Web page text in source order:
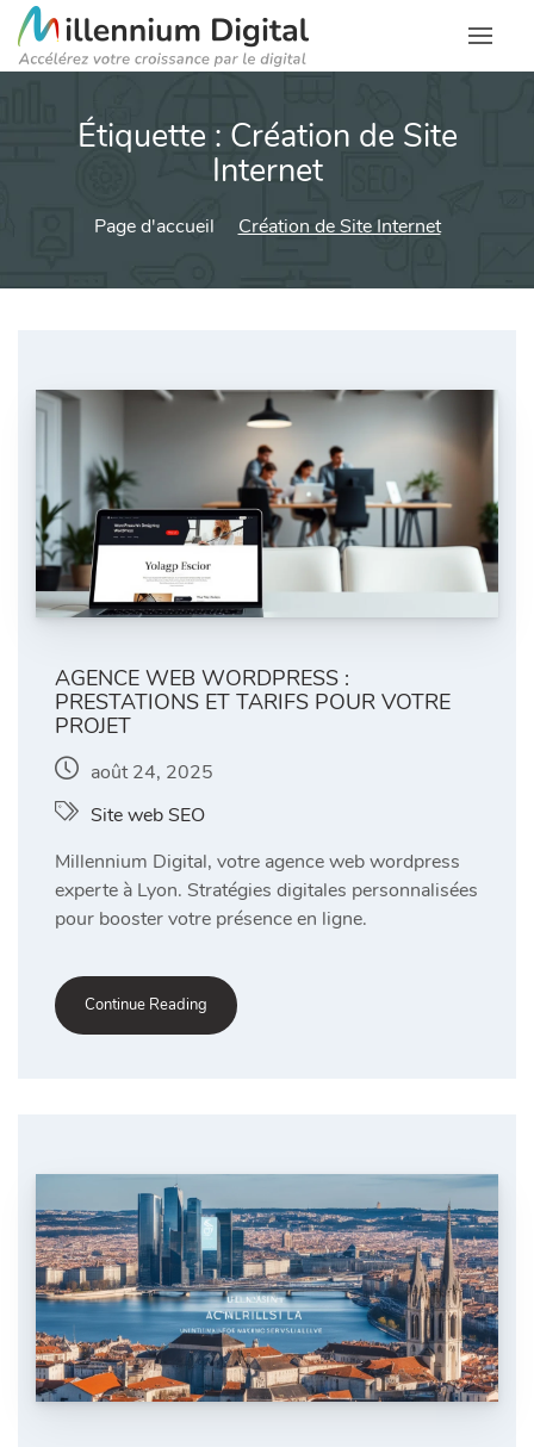
Étiquette : Création de Site
Internet
Page d'accueil Création de Site Internet
AGENCE WEB WORDPRESS :
PRESTATIONS ET TARIFS POUR VOTRE
PROJET
août 24, 2025
Site web SEO
Millennium Digital, votre agence web wordpress
experte à Lyon. Stratégies digitales personnalisées
pour booster votre présence en ligne.
Continue Reading